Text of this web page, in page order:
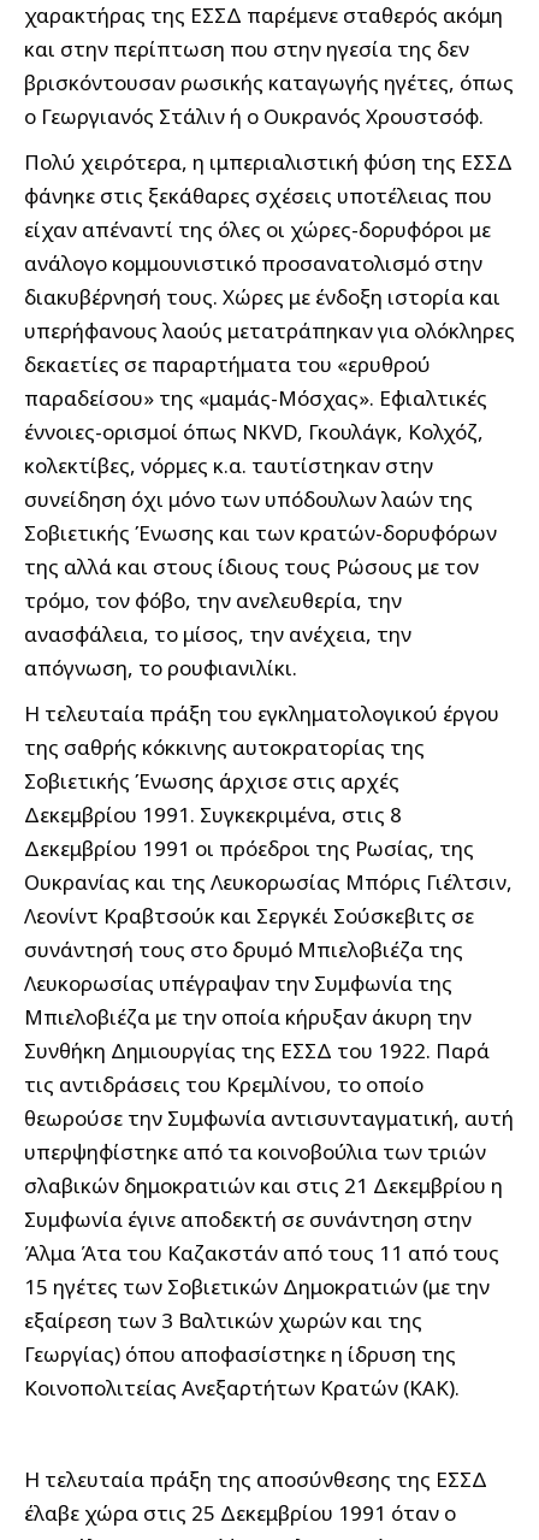
χαρακτήρας της ΕΣΣΔ παρέμενε σταθερός ακόμη
και στην περίπτωση που στην ηγεσία της δεν
βρισκόντουσαν ρωσικής καταγωγής ηγέτες, όπως
ο Γεωργιανός Στάλιν ή ο Ουκρανός Χρουστσόφ.
Πολύ χειρότερα, η ιμπεριαλιστική φύση της ΕΣΣΔ
φάνηκε στις ξεκάθαρες σχέσεις υποτέλειας που
είχαν απέναντί της όλες οι χώρες-δορυφόροι με
ανάλογο κομμουνιστικό προσανατολισμό στην
διακυβέρνησή τους. Χώρες με ένδοξη ιστορία και
υπερήφανους λαούς μετατράπηκαν για ολόκληρες
δεκαετίες σε παραρτήματα του «ερυθρού
παραδείσου» της «μαμάς-Μόσχας». Εφιαλτικές
έννοιες-ορισμοί όπως ΝΚVD, Γκουλάγκ, Κολχόζ,
κολεκτίβες, νόρμες κ.α. ταυτίστηκαν στην
συνείδηση όχι μόνο των υπόδουλων λαών της
Σοβιετικής Ένωσης και των κρατών-δορυφόρων
της αλλά και στους ίδιους τους Ρώσους με τον
τρόμο, τον φόβο, την ανελευθερία, την
ανασφάλεια, το μίσος, την ανέχεια, την
απόγνωση, το ρουφιανιλίκι.
Η τελευταία πράξη του εγκληματολογικού έργου
της σαθρής κόκκινης αυτοκρατορίας της
Σοβιετικής Ένωσης άρχισε στις αρχές
Δεκεμβρίου 1991. Συγκεκριμένα, στις 8
Δεκεμβρίου 1991 οι πρόεδροι της Ρωσίας, της
Ουκρανίας και της Λευκορωσίας Μπόρις Γιέλτσιν,
Λεονίντ Κραβτσούκ και Σεργκέι Σούσκεβιτς σε
συνάντησή τους στο δρυμό Μπιελοβιέζα της
Λευκορωσίας υπέγραψαν την Συμφωνία της
Μπιελοβιέζα με την οποία κήρυξαν άκυρη την
Συνθήκη Δημιουργίας της ΕΣΣΔ του 1922. Παρά
τις αντιδράσεις του Κρεμλίνου, το οποίο
θεωρούσε την Συμφωνία αντισυνταγματική, αυτή
υπερψηφίστηκε από τα κοινοβούλια των τριών
σλαβικών δημοκρατιών και στις 21 Δεκεμβρίου η
Συμφωνία έγινε αποδεκτή σε συνάντηση στην
Άλμα Άτα του Καζακστάν από τους 11 από τους
15 ηγέτες των Σοβιετικών Δημοκρατιών (με την
εξαίρεση των 3 Βαλτικών χωρών και της
Γεωργίας) όπου αποφασίστηκε η ίδρυση της
Κοινοπολιτείας Ανεξαρτήτων Κρατών (ΚΑΚ).
Η τελευταία πράξη της αποσύνθεσης της ΕΣΣΔ
έλαβε χώρα στις 25 Δεκεμβρίου 1991 όταν ο